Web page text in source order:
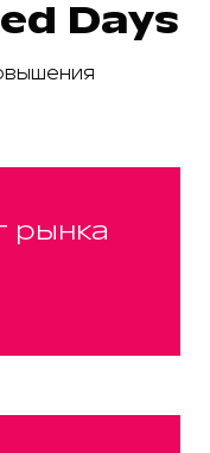
Days
рынка